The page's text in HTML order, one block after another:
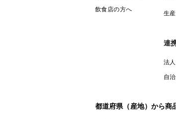
飲食店の方へ
生
連
法
自
都道府県（産地）から商